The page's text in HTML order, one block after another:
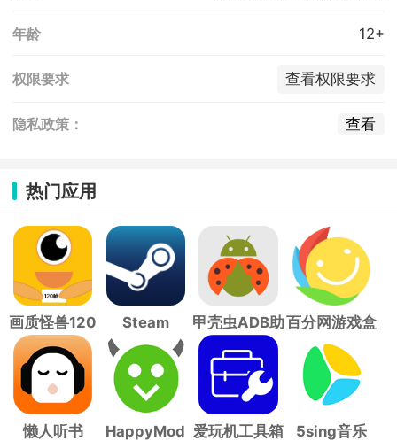
年龄 12+
权限要求 查看权限要求
隐私政策： 查看
热门应用
画质怪兽120
帧
Steam
甲壳虫ADB助
手
百分网游戏盒
子
懒人听书 HappyMod 爱玩机工具箱 5sing音乐